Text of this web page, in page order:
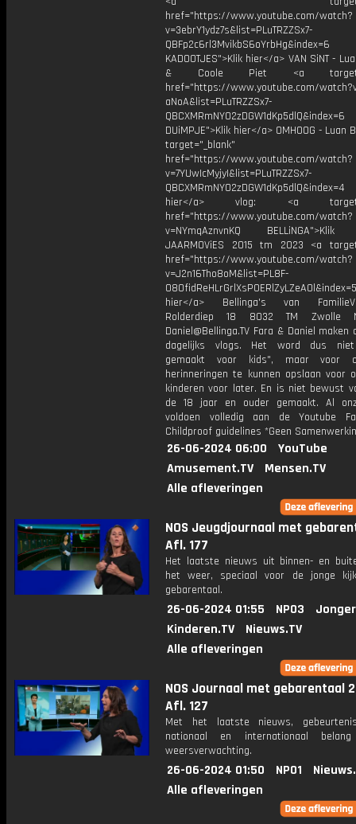
href="https://www.youtube.com/watch?
v=3ebrY1ydz7s&list=PLuTRZZSx7-
QBFp2c6rl3MvikbS6oYrbHg&index=6
KADOOTJES">Klik hier</a> VAN SiNT -
& Coole Piet <a
href="https://www.youtube.com/
aNoA&list=PLuTRZZSx7-
QBCXMRmNYO2zDGW1dKp5dlQ&index=6
DUiMPJE">Klik hier</a> OMHOOG - Luan
target="_blank"
href="https://www.youtube.com/watch?
v=7YUwIcMyjyI&list=PLuTRZZSx7-
hier</a> vlog: <a
href="https://www.youtube.com/watch?
v=NYmqAznvnKQ BELLiNGA">Klik
JAARMOViES 2015 tm 2023 <a
href="https://www.youtube.com/watch?
v=J2n16Tho8oM&list=PL8F-
hier</a> Bellinga's van
Rolderdiep 18 8032 TM Zwolle
Daniel@Bellinga.TV Fara & Daniel maken
dagelijks vlogs. Het word dus niet
gemaakt voor kids", maar voor
herinneringen te kunnen opslaan voor
kinderen voor later. En is niet bewust
de 18 jaar en ouder gemaakt. Al
voldoen volledig aan de Youtube
Childproof guidelines *Geen
26-06-2024 06:00
YouTube
Amusement.TV
Mensen.TV
Alle afleveringen
NOS Jeugdjournaal met
Afl. 177
Het laatste nieuws uit binnen- en
het weer, speciaal voor de jonge
gebarentaal.
26-06-2024 01:55 NPO3
Kinderen.TV
Nieuws.TV
Alle afleveringen
NOS Journaal met gebarentaal
Afl. 127
Met het laatste nieuws,
nationaal en internationaal
weersverwachting.
26-06-2024 01:50 NPO1
Alle afleveringen